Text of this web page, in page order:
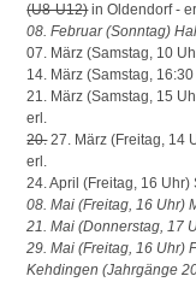
(U8-U12)in Oldendorf-
08. Februar (Sonntag)
07. März (Samstag, 10
14. März (Samstag,
21. März (Samstag, 15
erl.
20.27. März (Freitag, 14
erl.
24. April (Freitag, 16
08. Mai (Freitag, 16 Uhr)
21. Mai (Donnerstag, 17
29. Mai (Freitag, 16 Uhr)
Kehdingen (Jahrgänge